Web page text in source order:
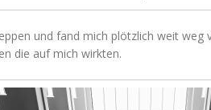
und fand mich plötzlich weit weg
die auf mich wirkten.